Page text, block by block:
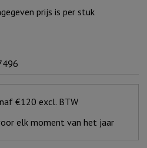
prijs is per stuk
€120 excl. BTW
elk moment van het jaar